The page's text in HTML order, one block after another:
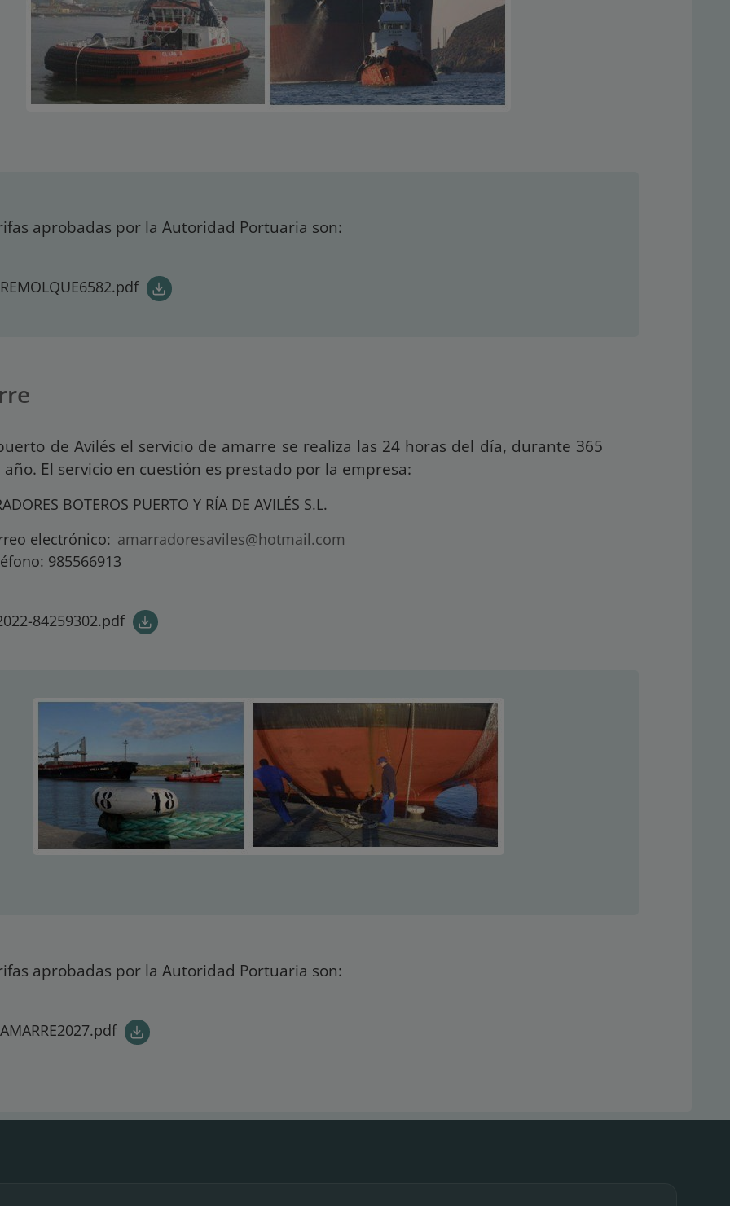
aprobadas por la Autoridad Portuaria son:
de Avilés el servicio de amarre se realiza las 24 horas del día, durante 365
año. El servicio en cuestión es prestado por la empresa:
BOTEROS PUERTO Y RÍA DE AVILÉS S.L.
electrónico: amarradoresaviles@hotmail.com
985566913
84259302.pdf
aprobadas por la Autoridad Portuaria son: